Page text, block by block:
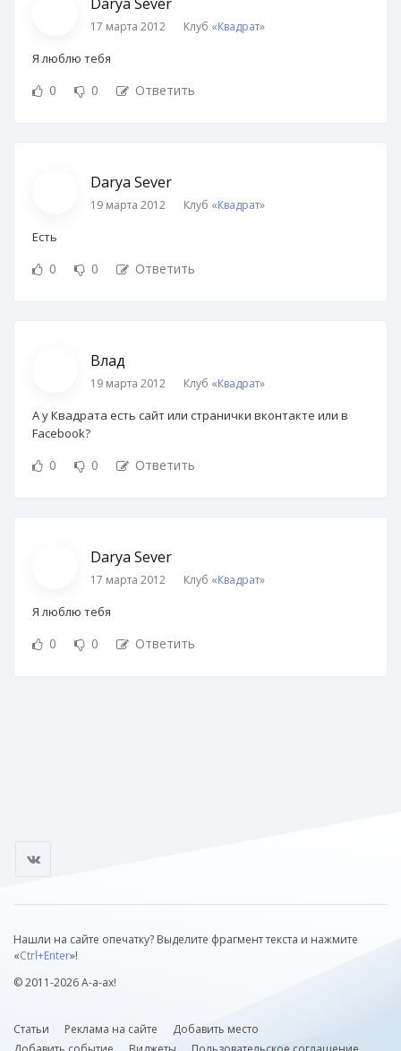
17 марта 2012 Клуб «Квадрат»
Я люблю тебя
0 0 Ответить
Darya Sever
19 марта 2012 Клуб «Квадрат»
Есть
0 0 Ответить
Влад
19 марта 2012 Клуб «Квадрат»
А у Квадрата есть сайт или странички вконтакте или в
Facebook?
0 0 Ответить
Darya Sever
17 марта 2012 Клуб «Квадрат»
Я люблю тебя
0 0 Ответить
Нашли на сайте опечатку? Выделите фрагмент текста и нажмите
«Ctrl+Enter»!
© 2011-2026 А-а-ах!
Статьи Реклама на сайте
Добавить место